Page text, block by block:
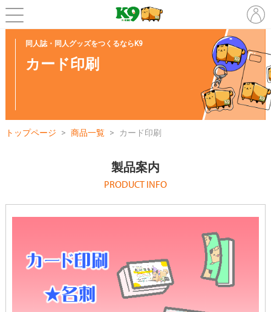
同人誌・同人グッズをつくるならK9
カード印刷
トップページ 商品一覧 カード印刷
製品案内
PRODUCT INFO